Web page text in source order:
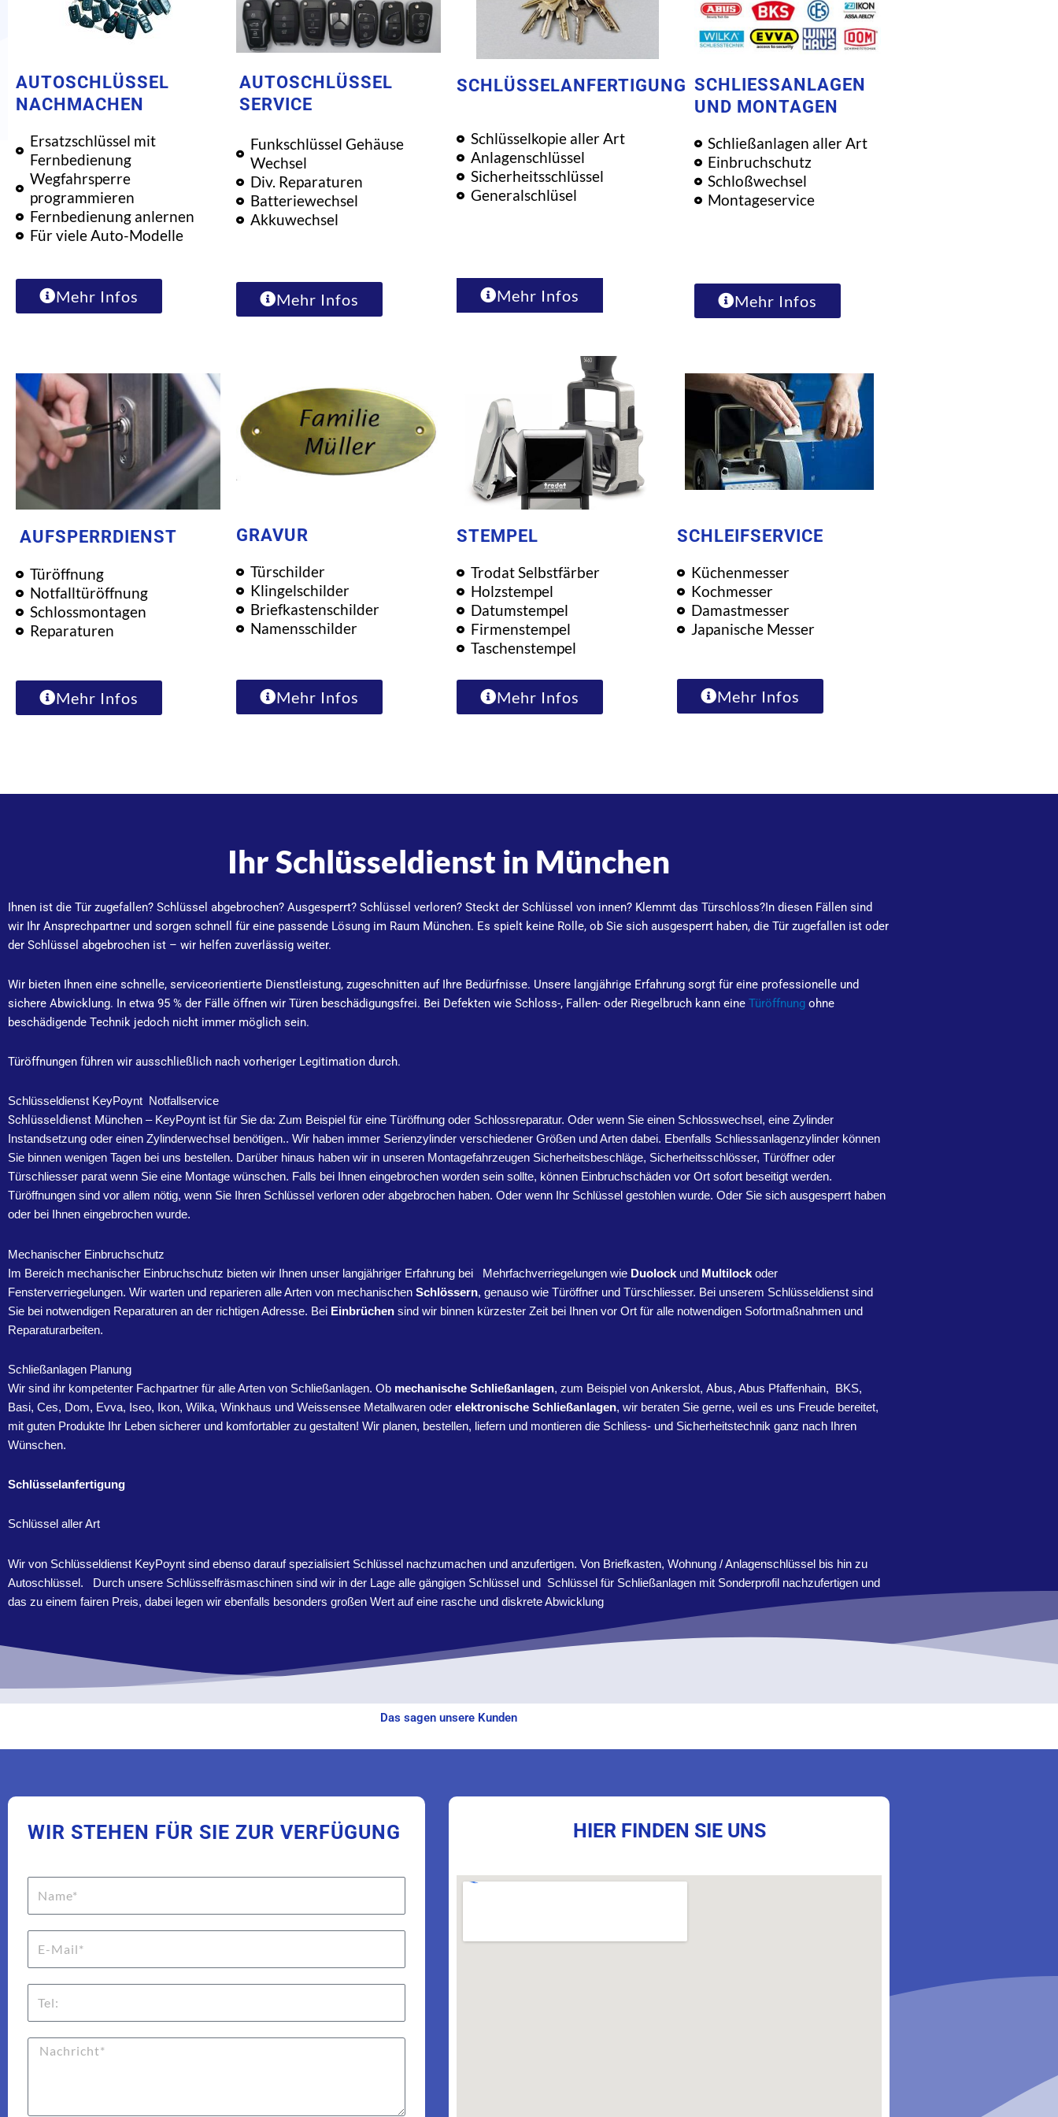
AUTOSCHLÜSSEL
NACHMACHEN
Ersatzschlüssel mit
Fernbedienung
Wegfahrsperre
programmieren
Fernbedienung anlernen
Für viele Auto-Modelle
Mehr Infos
AUTOSCHLÜSSEL
SERVICE
Funkschlüssel Gehäuse
Wechsel
Div. Reparaturen
Batteriewechsel
Akkuwechsel
Mehr Infos
SCHLÜSSELANFERTIGUNG
Schlüsselkopie aller Art
Anlagenschlüssel
Sicherheitsschlüssel
Generalschlüsel
Mehr Infos
SCHLIESSANLAGEN U
ND MONTAGEN
Schließanlagen aller Art
Einbruchschutz
Schloßwechsel
Montageservice
Mehr Infos
AUFSPERRDIENST
Türöffnung
Notfalltüröffnung
Schlossmontagen
Reparaturen
Mehr Infos
GRAVUR
Türschilder
Klingelschilder
Briefkastenschilder
Namensschilder
Mehr Infos
STEMPEL
Trodat Selbstfärber
Holzstempel
Datumstempel
Firmenstempel
Taschenstempel
Mehr Infos
SCHLEIFSERVICE
Küchenmesser
Kochmesser
Damastmesser
Japanische Messer
Mehr Infos
Ihr Schlüsseldienst in München
Ihnen ist die Tür zugefallen? Schlüssel abgebrochen? Ausgesperrt? Schlüssel verloren? Steckt der Schlüssel von innen? Klemmt das Türschloss?In diesen Fällen sind
wir Ihr Ansprechpartner und sorgen schnell für eine passende Lösung im Raum München. Es spielt keine Rolle, ob Sie sich ausgesperrt haben, die Tür zugefallen ist oder
der Schlüssel abgebrochen ist – wir helfen zuverlässig weiter.
Wir bieten Ihnen eine schnelle, serviceorientierte Dienstleistung, zugeschnitten auf Ihre Bedürfnisse. Unsere langjährige Erfahrung sorgt für eine professionelle und
sichere Abwicklung. In etwa 95 % der Fälle öffnen wir Türen beschädigungsfrei. Bei Defekten wie Schloss-, Fallen- oder Riegelbruch kann eine Türöffnung ohne
beschädigende Technik jedoch nicht immer möglich sein.
Türöffnungen führen wir ausschließlich nach vorheriger Legitimation durch.
Schlüsseldienst KeyPoynt Notfallservice
Schlüsseldienst München – KeyPoynt ist für Sie da: Zum Beispiel für eine Türöffnung oder Schlossreparatur. Oder wenn Sie einen Schlosswechsel, eine Zylinder
Instandsetzung oder einen Zylinderwechsel benötigen.. Wir haben immer Serienzylinder verschiedener Größen und Arten dabei. Ebenfalls Schliessanlagenzylinder können
Sie binnen wenigen Tagen bei uns bestellen. Darüber hinaus haben wir in unseren Montagefahrzeugen Sicherheitsbeschläge, Sicherheitsschlösser, Türöffner oder
Türschliesser parat wenn Sie eine Montage wünschen. Falls bei Ihnen eingebrochen worden sein sollte, können Einbruchschäden vor Ort sofort beseitigt werden.
Türöffnungen sind vor allem nötig, wenn Sie Ihren Schlüssel verloren oder abgebrochen haben. Oder wenn Ihr Schlüssel gestohlen wurde. Oder Sie sich ausgesperrt haben
oder bei Ihnen eingebrochen wurde.
Mechanischer Einbruchschutz
Im Bereich mechanischer Einbruchschutz bieten wir Ihnen unser langjähriger Erfahrung bei Mehrfachverriegelungen wie Duolock und Multilock oder
Fensterverriegelungen. Wir warten und reparieren alle Arten von mechanischen Schlössern, genauso wie Türöffner und Türschliesser. Bei unserem Schlüsseldienst sind
Sie bei notwendigen Reparaturen an der richtigen Adresse. Bei Einbrüchen sind wir binnen kürzester Zeit bei Ihnen vor Ort für alle notwendigen Sofortmaßnahmen und
Reparaturarbeiten.
Schließanlagen Planung
Wir sind ihr kompetenter Fachpartner für alle Arten von Schließanlagen. Ob mechanische Schließanlagen, zum Beispiel von Ankerslot, Abus, Abus Pfaffenhain, BKS,
Basi, Ces, Dom, Evva, Iseo, Ikon, Wilka, Winkhaus und Weissensee Metallwaren oder elektronische Schließanlagen, wir beraten Sie gerne, weil es uns Freude bereitet,
mit guten Produkte Ihr Leben sicherer und komfortabler zu gestalten! Wir planen, bestellen, liefern und montieren die Schliess- und Sicherheitstechnik ganz nach Ihren
Wünschen.
Schlüsselanfertigung
Schlüssel aller Art
Wir von Schlüsseldienst KeyPoynt sind ebenso darauf spezialisiert Schlüssel nachzumachen und anzufertigen. Von Briefkasten, Wohnung / Anlagenschlüssel bis hin zu
Autoschlüssel. Durch unsere Schlüsselfräsmaschinen sind wir in der Lage alle gängigen Schlüssel und Schlüssel für Schließanlagen mit Sonderprofil nachzufertigen und
das zu einem fairen Preis, dabei legen wir ebenfalls besonders großen Wert auf eine rasche und diskrete Abwicklung
Das sagen unsere Kunden
WIR STEHEN FÜR SIE ZUR VERFÜGUNG
Mail
Nachricht
HIER FINDEN SIE UNS